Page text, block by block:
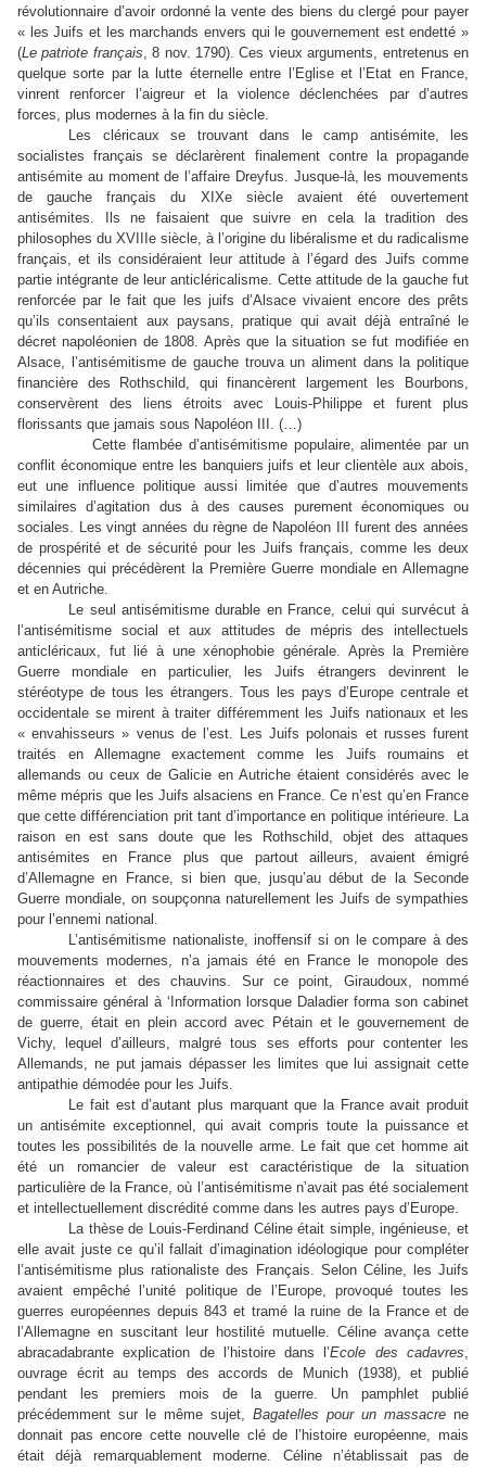
révolutionnaire d’avoir ordonné la vente des biens du clergé pour payer
« les Juifs et les marchands envers qui le gouvernement est endetté »
(Le patriote français, 8 nov. 1790). Ces vieux arguments, entretenus en
quelque sorte par la lutte éternelle entre l’Eglise et l’Etat en France,
vinrent renforcer l’aigreur et la violence déclenchées par d’autres
forces, plus modernes à la fin du siècle.
Les cléricaux se trouvant dans le camp antisémite, les
socialistes français se déclarèrent finalement contre la propagande
antisémite au moment de l’affaire Dreyfus. Jusque-là, les mouvements
de gauche français du XIXe siècle avaient été ouvertement
antisémites. Ils ne faisaient que suivre en cela la tradition des
philosophes du XVIIIe siècle, à l’origine du libéralisme et du radicalisme
français, et ils considéraient leur attitude à l’égard des Juifs comme
partie intégrante de leur anticléricalisme. Cette attitude de la gauche fut
renforcée par le fait que les juifs d’Alsace vivaient encore des prêts
qu’ils consentaient aux paysans, pratique qui avait déjà entraîné le
décret napoléonien de 1808. Après que la situation se fut modifiée en
Alsace, l’antisémitisme de gauche trouva un aliment dans la politique
financière des Rothschild, qui financèrent largement les Bourbons,
conservèrent des liens étroits avec Louis-Philippe et furent plus
florissants que jamais sous Napoléon III. (…)
Cette flambée d’antisémitisme populaire, alimentée par un
conflit économique entre les banquiers juifs et leur clientèle aux abois,
eut une influence politique aussi limitée que d’autres mouvements
similaires d’agitation dus à des causes purement économiques ou
sociales. Les vingt années du règne de Napoléon III furent des années
de prospérité et de sécurité pour les Juifs français, comme les deux
décennies qui précédèrent la Première Guerre mondiale en Allemagne
et en Autriche.
Le seul antisémitisme durable en France, celui qui survécut à
l’antisémitisme social et aux attitudes de mépris des intellectuels
anticléricaux, fut lié à une xénophobie générale. Après la Première
Guerre mondiale en particulier, les Juifs étrangers devinrent le
stéréotype de tous les étrangers. Tous les pays d’Europe centrale et
occidentale se mirent à traiter différemment les Juifs nationaux et les
« envahisseurs » venus de l’est. Les Juifs polonais et russes furent
traités en Allemagne exactement comme les Juifs roumains et
allemands ou ceux de Galicie en Autriche étaient considérés avec le
même mépris que les Juifs alsaciens en France. Ce n’est qu’en France
que cette différenciation prit tant d’importance en politique intérieure. La
raison en est sans doute que les Rothschild, objet des attaques
antisémites en France plus que partout ailleurs, avaient émigré
d’Allemagne en France, si bien que, jusqu’au début de la Seconde
Guerre mondiale, on soupçonna naturellement les Juifs de sympathies
pour l’ennemi national.
L’antisémitisme nationaliste, inoffensif si on le compare à des
mouvements modernes, n’a jamais été en France le monopole des
réactionnaires et des chauvins. Sur ce point, Giraudoux, nommé
commissaire général à ‘Information lorsque Daladier forma son cabinet
de guerre, était en plein accord avec Pétain et le gouvernement de
Vichy, lequel d’ailleurs, malgré tous ses efforts pour contenter les
Allemands, ne put jamais dépasser les limites que lui assignait cette
antipathie démodée pour les Juifs.
Le fait est d’autant plus marquant que la France avait produit
un antisémite exceptionnel, qui avait compris toute la puissance et
toutes les possibilités de la nouvelle arme. Le fait que cet homme ait
été un romancier de valeur est caractéristique de la situation
particulière de la France, où l’antisémitisme n’avait pas été socialement
et intellectuellement discrédité comme dans les autres pays d’Europe.
La thèse de Louis-Ferdinand Céline était simple, ingénieuse, et
elle avait juste ce qu’il fallait d’imagination idéologique pour compléter
l’antisémitisme plus rationaliste des Français. Selon Céline, les Juifs
avaient empêché l’unité politique de l’Europe, provoqué toutes les
guerres européennes depuis 843 et tramé la ruine de la France et de
l’Allemagne en suscitant leur hostilité mutuelle. Céline avança cette
abracadabrante explication de l’histoire dans l’Ecole des cadavres,
ouvrage écrit au temps des accords de Munich (1938), et publié
pendant les premiers mois de la guerre. Un pamphlet publié
précédemment sur le même sujet, Bagatelles pour un massacre ne
donnait pas encore cette nouvelle clé de l’histoire européenne, mais
était déjà remarquablement moderne. Céline n’établissait pas de